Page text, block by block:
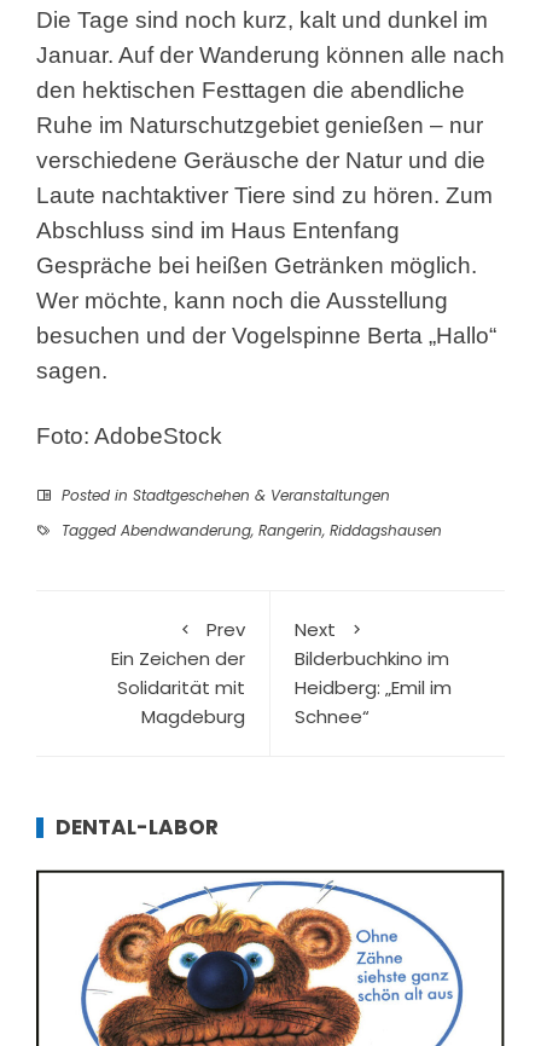
Die Tage sind noch kurz, kalt und dunkel im
Januar. Auf der Wanderung können alle nach
den hektischen Festtagen die abendliche
Ruhe im Naturschutzgebiet genießen – nur
verschiedene Geräusche der Natur und die
Laute nachtaktiver Tiere sind zu hören. Zum
Abschluss sind im Haus Entenfang
Gespräche bei heißen Getränken möglich.
Wer möchte, kann noch die Ausstellung
besuchen und der Vogelspinne Berta „Hallo“
sagen.
Foto: AdobeStock
Posted in Stadtgeschehen & Veranstaltungen
Tagged Abendwanderung, Rangerin, Riddagshausen
Prev
Ein Zeichen der
Solidarität mit
Magdeburg
Next
Bilderbuchkino im
Heidberg: „Emil im
Schnee“
DENTAL-LABOR